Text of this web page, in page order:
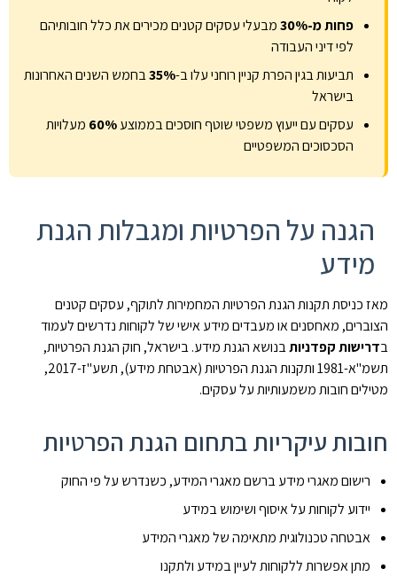
פחות מ-30%
מבעלי עסקים קטנים מכירים את כלל חובותיהם
לפי דיני העבודה
תביעות בגין הפרת קניין רוחני עלו ב-35%בחמש השנים האחרונות
בישראל
עסקים עם ייעוץ משפטי שוטף חוסכים בממוצע60% מעלויות
הסכסוכים המשפטיים
הגנה על הפרטיות ומגבלות הגנת
מידע
מאז כניסת תקנות הגנת הפרטיות המחמירות לתוקף, עסקים קטנים
הצוברים, מאחסנים או מעבדים מידע אישי של לקוחות נדרשים לעמוד
בדרישות קפדניותבנושא הגנת מידע. בישראל, חוק הגנת הפרטיות,
תשמ"א-1981 ותקנות הגנת הפרטיות (אבטחת מידע), תשע"ז-2017,
מטילים חובות משמעותיות על עסקים.
חובות עיקריות בתחום הגנת הפרטיות
רישום מאגרי מידע ברשם מאגרי המידע, כשנדרש על פי החוק
יידוע לקוחות על איסוף ושימוש במידע
אבטחה טכנולוגית מתאימה של מאגרי המידע
מתן אפשרות ללקוחות לעיין במידע ולתקנו